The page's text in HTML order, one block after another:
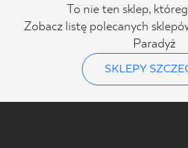
To nie ten sklep,
Zobacz listę polecanych
Paradyż
SKLEPY